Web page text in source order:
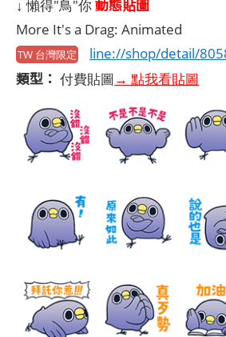
↓ 懶得"鳥"你動態貼圖
More It's a Drag: Animated
TW 台灣限定 line://shop/detail/
類型： 付費貼圖→ 點我看貼圖